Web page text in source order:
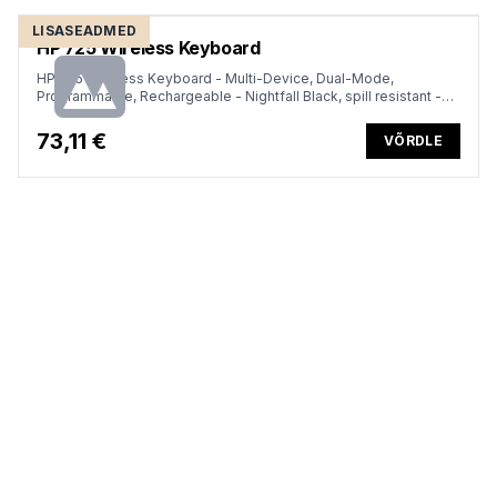
LISASEADMED
HP 725 Wireless Keyboard
HP 725 Wireless Keyboard - Multi-Device, Dual-Mode,
Programmable, Rechargeable - Nightfall Black, spill resistant -
ENG
73,11 € VÕRDLE